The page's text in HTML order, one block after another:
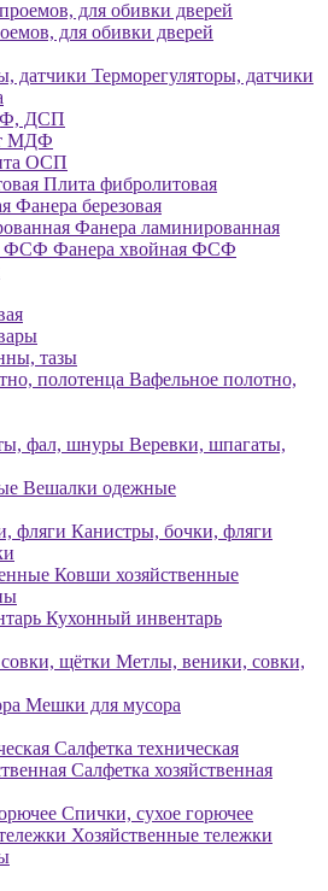
для обивки дверей
Терморегуляторы, датчики
ДСП
МДФ
ОСП
Плита фибролитовая
Фанера березовая
Фанера ламинированная
Фанера хвойная ФСФ
тазы
Вафельное полотно,
Веревки, шпагаты,
Вешалки одежные
Канистры, бочки, фляги
Ковши хозяйственные
Кухонный инвентарь
Метлы, веники, совки,
Мешки для мусора
Салфетка техническая
Салфетка хозяйственная
Спички, сухое горючее
Хозяйственные тележки